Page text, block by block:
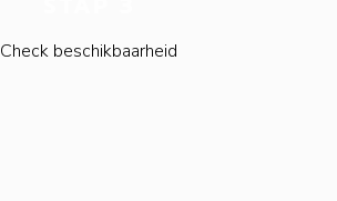
Check beschikbaarheid